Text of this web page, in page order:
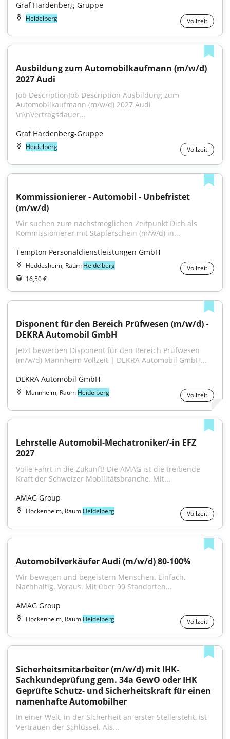
Graf Hardenberg-Gruppe
Heidelberg Vollzeit
Ausbildung zum Automobilkaufmann (m/w/d)
2027 Audi
Job DescriptionJob Description Ausbildung zum
Automobilkaufmann (m/w/d) 2027 Audi
\n\nVertragsdauer...
Graf Hardenberg-Gruppe
Heidelberg Vollzeit
Kommissionierer - Automobil - Unbefristet
(m/w/d)
Wir suchen zum nächstmöglichen Zeitpunkt Dich als
Kommissionierer mit Staplerschein (m/w/d) in...
Tempton Personaldienstleistungen GmbH
Heddesheim, Raum Heidelberg
Vollzeit
16,50 €
Disponent für den Bereich Prüfwesen (m/w/d) -
DEKRA Automobil GmbH
Jetzt bewerben Disponent für den Bereich Prüfwesen
(m/w/d) Mannheim Vollzeit | DEKRA Automobil GmbH...
DEKRA Automobil GmbH
Mannheim, Raum Heidelberg Vollzeit
Lehrstelle Automobil-Mechatroniker/-in EFZ
2027
Volle Fahrt in die Zukunft! Die AMAG ist die treibende
Kraft der Schweizer Mobilitätsbranche. Mit...
AMAG Group
Hockenheim, Raum Heidelberg Vollzeit
Automobilverkäufer Audi (m/w/d) 80-100%
Wir bewegen und begeistern Menschen. Einfach.
Nachhaltig. Voraus. Mit über 90 Standorten...
AMAG Group
Hockenheim, Raum Heidelberg Vollzeit
Sicherheitsmitarbeiter (m/w/d) mit IHK-
Sachkundeprüfung gem. 34a GewO oder IHK
Geprüfte Schutz- und Sicherheitskraft für einen
namenhafte Automobilher
In einer Welt, in der Sicherheit an erster Stelle steht, ist
Vertrauen der Schlüssel. Als...